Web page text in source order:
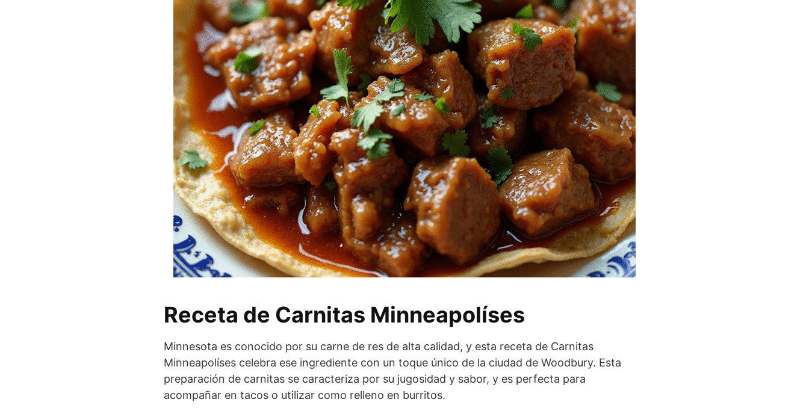
Receta de Carnitas Minneapolíses
Minnesota es conocido por su carne de res de alta calidad, y esta receta de Carnitas
Minneapolíses celebra ese ingrediente con un toque único de la ciudad de Woodbury. Esta
preparación de carnitas se caracteriza por su jugosidad y sabor, y es perfecta para
acompañar en tacos o utilizar como relleno en burritos.